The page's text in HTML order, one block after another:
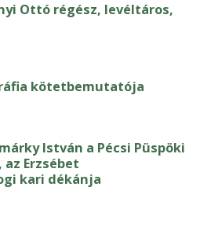
Ottó régész, levéltáros,
kötetbemutatója
István a Pécsi Püspöki
Erzsébet
kari dékánja